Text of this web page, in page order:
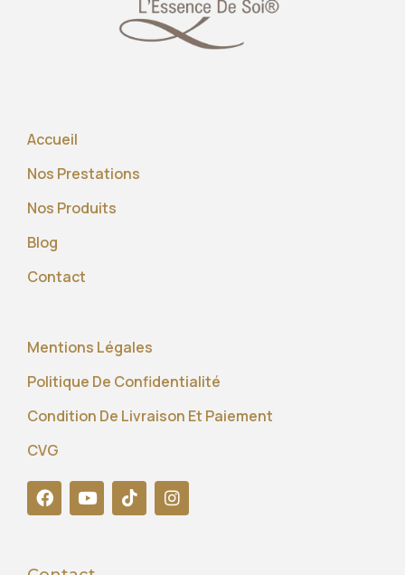
Accueil
Nos Prestations
Nos Produits
Blog
Contact
Mentions Légales
Politique De Confidentialité
Condition De Livraison Et Paiement
CVG